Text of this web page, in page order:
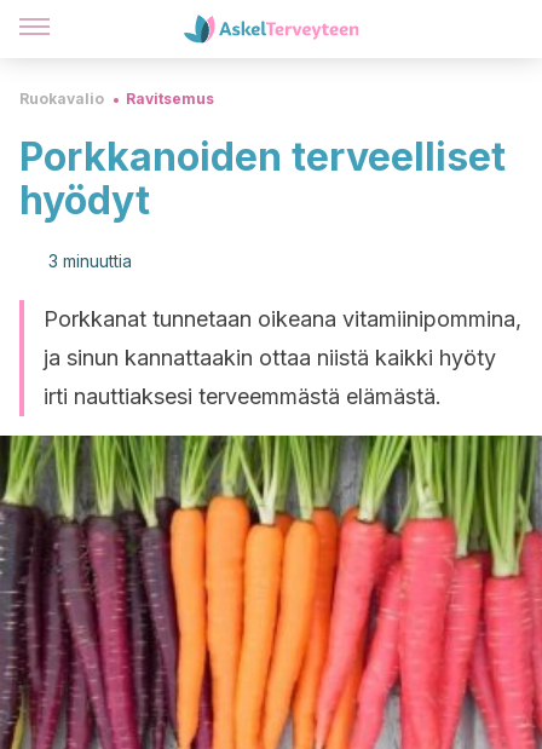
Ruokavalio Ravitsemus
Porkkanoiden terveelliset
hyödyt
3 minuuttia
Porkkanat tunnetaan oikeana vitamiinipommina,
ja sinun kannattaakin ottaa niistä kaikki hyöty
irti nauttiaksesi terveemmästä elämästä.